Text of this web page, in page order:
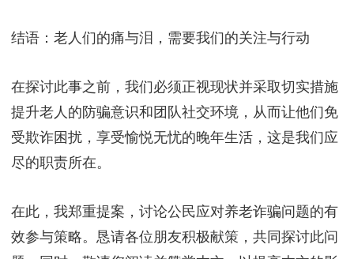
结语：老人们的痛与泪，需要我们的关注与行动
在探讨此事之前，我们必须正视现状并采取切实措施
提升老人的防骗意识和团队社交环境，从而让他们免
受欺诈困扰，享受愉悦无忧的晚年生活，这是我们应
尽的职责所在。
在此，我郑重提案，讨论公民应对养老诈骗问题的有
效参与策略。恳请各位朋友积极献策，共同探讨此问